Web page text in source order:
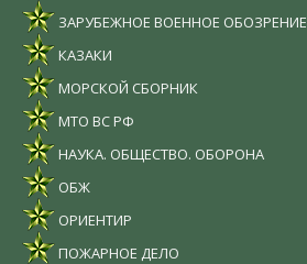
ЗАРУБЕЖНОЕ ВОЕННОЕ ОБОЗРЕНИЕ
КАЗАКИ
МОРСКОЙ СБОРНИК
МТО ВС РФ
НАУКА. ОБЩЕСТВО. ОБОРОНА
ОБЖ
ОРИЕНТИР
ПОЖАРНОЕ ДЕЛО